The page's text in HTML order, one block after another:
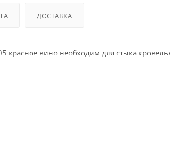
ДОСТАВКА
красное вино необходим для стыка